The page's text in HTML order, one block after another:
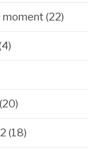
moment(22)
(20)
(18)